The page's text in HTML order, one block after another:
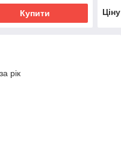
Купити
рік